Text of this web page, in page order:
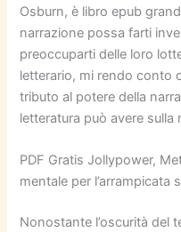
Osburn, è libro epub
narrazione possa farti
preoccuparti delle loro
letterario, mi rendo conto
tributo al potere della
letteratura può avere sulla
PDF Gratis Jollypower,
mentale per l’arrampicata
Nonostante l’oscurità del